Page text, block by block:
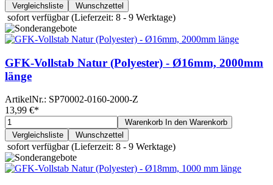
Vergleichsliste
Wunschzettel
sofort verfügbar(Lieferzeit: 8 - 9 Werktage)
GFK-Vollstab Natur (Polyester) - Ø16mm, 2000mm
länge
ArtikelNr.: SP70002-0160-2000-Z
13,99 €*
Warenkorb In den Warenkorb
Vergleichsliste
Wunschzettel
sofort verfügbar(Lieferzeit: 8 - 9 Werktage)